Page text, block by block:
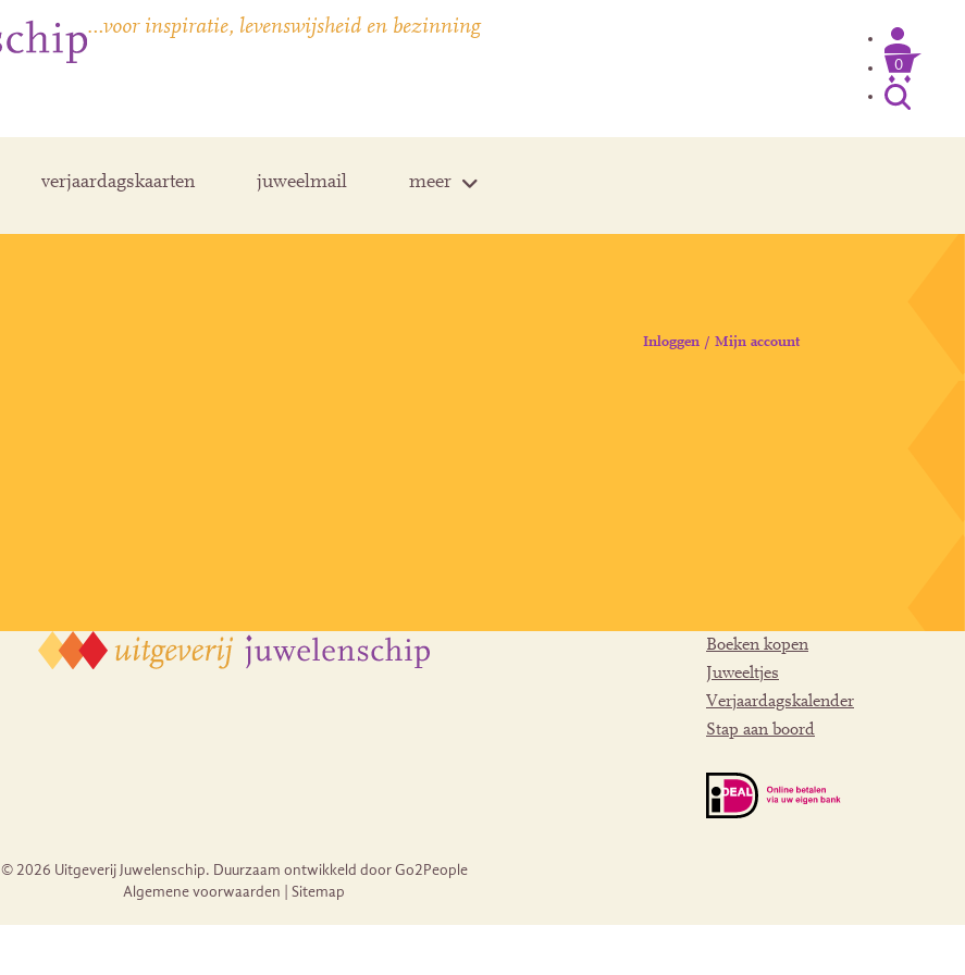
…voor inspiratie, levenswijsheid en bezinning
0
verjaardagskaarten juweelmail meer
Inloggen / Mijn account
Boeken kopen
Juweeltjes
Verjaardagskalender
Stap aan boord
© 2026 Uitgeverij Juwelenschip. Duurzaam ontwikkeld door Go2People
Algemene voorwaarden | Sitemap